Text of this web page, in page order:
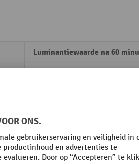
Luminantiewaarde na 60
Rubriek
Temperatuurbestendigheid
Zichtbaarheid